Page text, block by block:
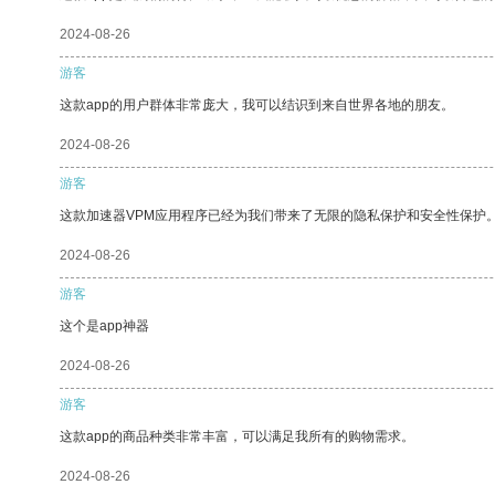
2024-08-26
游客
这款app的用户群体非常庞大，我可以结识到来自世界各地的朋友。
2024-08-26
游客
这款加速器VPM应用程序已经为我们带来了无限的隐私保护和安全性保护
2024-08-26
游客
这个是app神器
2024-08-26
游客
这款app的商品种类非常丰富，可以满足我所有的购物需求。
2024-08-26